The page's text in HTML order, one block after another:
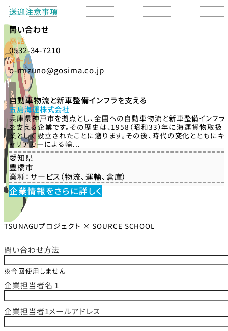
送迎注意事項
問い合わせ
電話
0532-34-7210
メール
o-mizuno@gosima.co.jp
自動車物流と新車整備インフラを支える
五島海運株式会社
兵庫県神戸市を拠点とし、全国への自動車物流と新車整備インフラ
を支える企業です。その歴史は、1958（昭和33）年に海運貨物取扱
業として設立されたことに遡ります。その後、時代の変化とともにキ
ャリアカーによる輸...
愛知県
豊橋市
業種： サービス（物流、運輸、倉庫）
企業情報をさらに詳しく
TSUNAGUプロジェクト × SOURCE SCHOOL
問い合わせ方法
※今回使用しません
企業担当者名 1
企業担当者1メールアドレス